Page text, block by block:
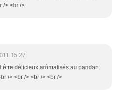
/> <br />
15:27
être délicieux arômatisés au pandan.
/> <br /> <br /> <br />